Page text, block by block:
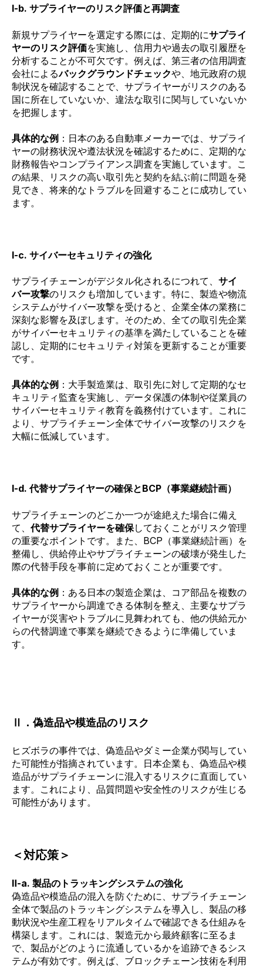
I-b. サプライヤーのリスク評価と再調査
新規サプライヤーを選定する際には、定期的にサプライ
ヤーのリスク評価を実施し、信用力や過去の取引履歴を
分析することが不可欠です。例えば、第三者の信用調査
会社によるバックグラウンドチェックや、地元政府の規
制状況を確認することで、サプライヤーがリスクのある
国に所在していないか、違法な取引に関与していないか
を把握します。
具体的な例 ：日本のある自動車メーカーでは、サプライ
ヤーの財務状況や遵法状況を確認するために、定期的な
財務報告やコンプライアンス調査を実施しています。こ
の結果、リスクの高い取引先と契約を結ぶ前に問題を発
見でき、将来的なトラブルを回避することに成功してい
ます。
I-c. サイバーセキュリティの強化
サプライチェーンがデジタル化されるにつれて、 サイ
バー攻撃のリスクも増加しています。特に、製造や物流
システムがサイバー攻撃を受けると、企業全体の業務に
深刻な影響を及ぼします。そのため、全ての取引先企業
がサイバーセキュリティの基準を満たしていることを確
認し、定期的にセキュリティ対策を更新することが重要
です。
具体的な例 ：大手製造業は、取引先に対して定期的なセ
キュリティ監査を実施し、データ保護の体制や従業員の
サイバーセキュリティ教育を義務付けています。これに
より、サプライチェーン全体でサイバー攻撃のリスクを
大幅に低減しています。
I-d. 代替サプライヤーの確保とBCP（事業継続計画）
サプライチェーンのどこか一つが途絶えた場合に備え
て、代替サプライヤーを確保しておくことがリスク管理
の重要なポイントです。また、BCP（事業継続計画）を
整備し、供給停止やサプライチェーンの破壊が発生した
際の代替手段を事前に定めておくことが重要です。
具体的な例 ：ある日本の製造企業は、コア部品を複数の
サプライヤーから調達できる体制を整え、主要なサプラ
イヤーが災害やトラブルに見舞われても、他の供給元か
らの代替調達で事業を継続できるように準備していま
す。
Ⅱ．偽造品や模造品のリスク
ヒズボラの事件では、偽造品やダミー企業が関与してい
た可能性が指摘されています。日本企業も、偽造品や模
造品がサプライチェーンに混入するリスクに直面してい
ます。これにより、品質問題や安全性のリスクが生じる
可能性があります。
＜対応策＞
Ⅱ-a. 製品のトラッキングシステムの強化
偽造品や模造品の混入を防ぐために、サプライチェーン
全体で製品のトラッキングシステムを導入し、製品の移
動状況や生産工程をリアルタイムで確認できる仕組みを
構築します。これには、製造元から最終顧客に至るま
で、製品がどのように流通しているかを追跡できるシス
テムが有効です。例えば、ブロックチェーン技術を利用